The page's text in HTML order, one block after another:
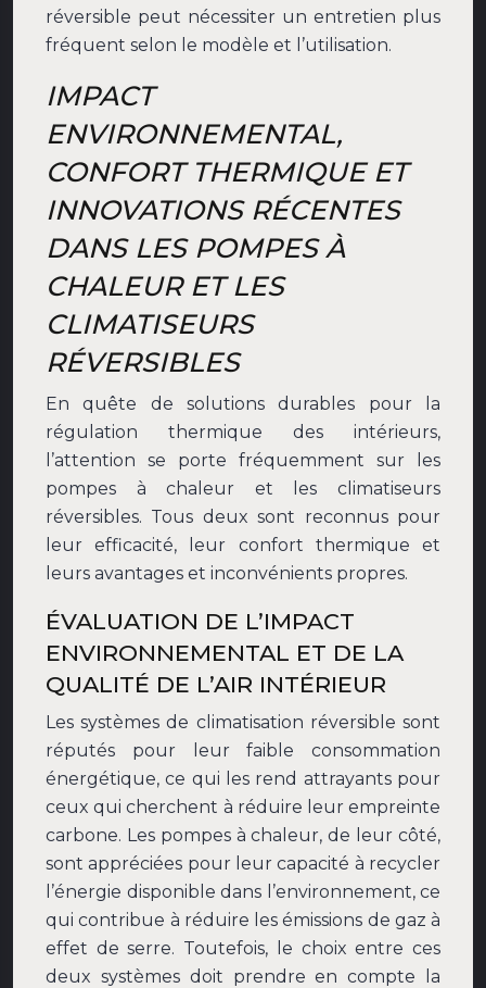
réversible peut nécessiter un entretien plus
fréquent selon le modèle et l’utilisation.
IMPACT
ENVIRONNEMENTAL,
CONFORT THERMIQUE ET
INNOVATIONS RÉCENTES
DANS LES POMPES À
CHALEUR ET LES
CLIMATISEURS
RÉVERSIBLES
En quête de solutions durables pour la
régulation thermique des intérieurs,
l’attention se porte fréquemment sur les
pompes à chaleur et les climatiseurs
réversibles. Tous deux sont reconnus pour
leur efficacité, leur confort thermique et
leurs avantages et inconvénients propres.
ÉVALUATION DE L’IMPACT
ENVIRONNEMENTAL ET DE LA
QUALITÉ DE L’AIR INTÉRIEUR
Les systèmes de climatisation réversible sont
réputés pour leur faible consommation
énergétique, ce qui les rend attrayants pour
ceux qui cherchent à réduire leur empreinte
carbone. Les pompes à chaleur, de leur côté,
sont appréciées pour leur capacité à recycler
l’énergie disponible dans l’environnement, ce
qui contribue à réduire les émissions de gaz à
effet de serre. Toutefois, le choix entre ces
deux systèmes doit prendre en compte la